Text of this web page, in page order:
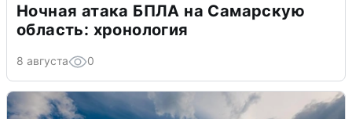
Ночная атака БПЛА на Самарскую
область: хронология
8 августа 0